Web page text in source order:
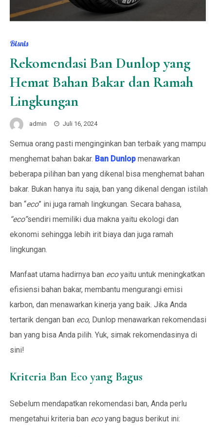
Bisnis
Rekomendasi Ban Dunlop yang
Hemat Bahan Bakar dan Ramah
Lingkungan
admin Juli 16, 2024
Semua orang pasti menginginkan ban terbaik yang mampu
menghemat bahan bakar. Ban Dunlop menawarkan
beberapa pilihan ban yang dikenal bisa menghemat bahan
bakar. Bukan hanya itu saja, ban yang dikenal dengan istilah
ban “eco” ini juga ramah lingkungan. Secara bahasa,
“eco”sendiri memiliki dua makna yaitu ekologi dan
ekonomi sehingga lebih irit biaya dan juga ramah
lingkungan.
Manfaat utama hadirnya ban ecoyaitu untuk meningkatkan
efisiensi bahan bakar, membantu mengurangi emisi
karbon, dan menawarkan kinerja yang baik. Jika Anda
tertarik dengan ban eco, Dunlop menawarkan rekomendasi
ban yang bisa Anda pilih. Yuk, simak rekomendasinya di
sini!
Kriteria Ban Eco yang Bagus
Sebelum mendapatkan rekomendasi ban, Anda perlu
mengetahui kriteria ban ecoyang bagus berikut ini: